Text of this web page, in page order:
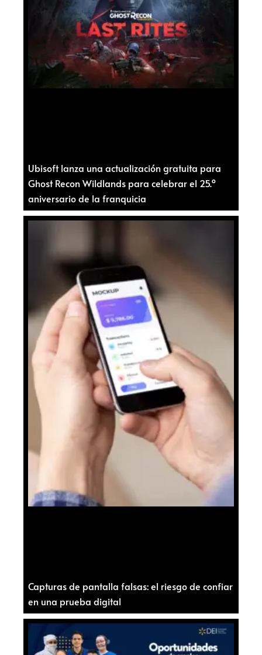
Ubisoft lanza una actualización gratuita para
Ghost Recon Wildlands para celebrar el 25.º
aniversario de la franquicia
Capturas de pantalla falsas: el riesgo de confiar
en una prueba digital